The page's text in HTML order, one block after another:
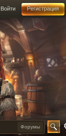
Войти Регистрация
Форумы